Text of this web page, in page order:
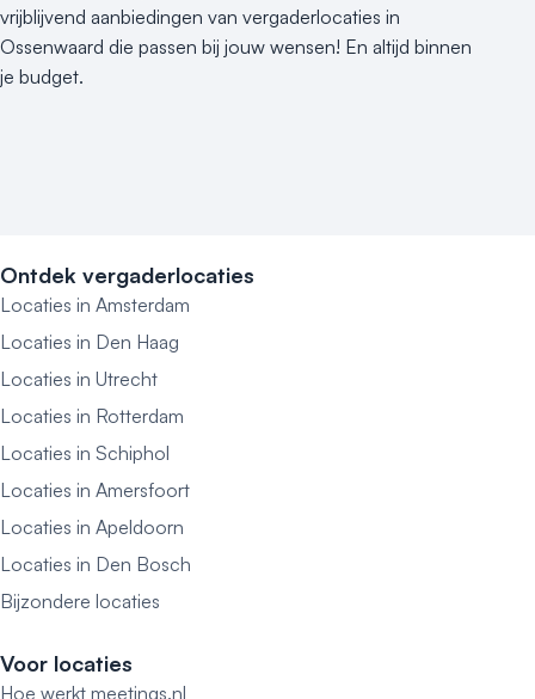
vrijblijvend aanbiedingen van vergaderlocaties in
Ossenwaard die passen bij jouw wensen! En altijd binnen
je budget.
Ontdek vergaderlocaties
Locaties in Amsterdam
Locaties in Den Haag
Locaties in Utrecht
Locaties in Rotterdam
Locaties in Schiphol
Locaties in Amersfoort
Locaties in Apeldoorn
Locaties in Den Bosch
Bijzondere locaties
Voor locaties
Hoe werkt meetings.nl